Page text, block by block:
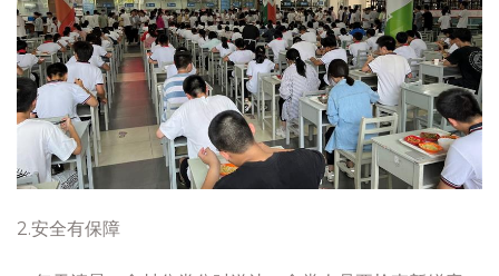
2.安全有保障